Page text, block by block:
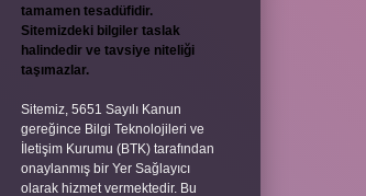
tamamen tesadüfidir.
Sitemizdeki bilgiler taslak
halindedir ve tavsiye niteliği
taşımazlar.
Sitemiz, 5651 Sayılı Kanun
gereğince Bilgi Teknolojileri ve
İletişim Kurumu (BTK) tarafından
onaylanmış bir Yer Sağlayıcı
olarak hizmet vermektedir. Bu